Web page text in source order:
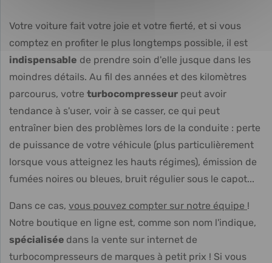
Votre voiture fait votre joie et votre fierté, et si vous
comptez en profiter le plus longtemps possible, il est
indispensable de prendre soin d'elle jusque dans les
moindres détails. Au fil des années et des kilomètres
parcourus, votre turbocompresseur peut avoir
tendance à s'user, voir à se casser, ce qui peut
entraîner bien des problèmes lors de la conduite : perte
de puissance de votre véhicule (plus particulièrement
lorsque vous atteignez les hauts régimes), émission de
fumées noires ou bleues, bruit régulier sous le capot...
Dans ce cas, vous pouvez compter sur notre équipe !
Notre boutique en ligne est, comme son nom l'indique,
spécialisée dans la vente sur internet de
turbocompresseurs de marques à petit prix ! Si vous